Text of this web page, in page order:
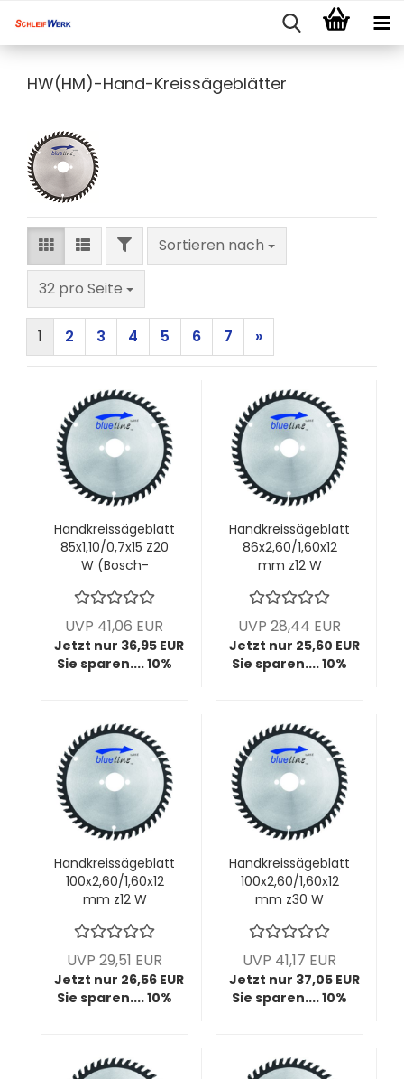
HW(HM)-Hand-Kreissägeblätter
FILTERSortieren nach
Sortieren nach
32 pro Seite
pro Seite
1 2 3 4 5 6 7 »
Handkreissägeblatt
85x1,10/0,7x15 Z20
W (Bosch-
UVP 41,06 EUR
Jetzt nur 36,95 EUR
Sie sparen.... 10%
Handkreissägeblatt
86x2,60/1,60x12
mm z12 W
UVP 28,44 EUR
Jetzt nur 25,60 EUR
Sie sparen.... 10%
Handkreissägeblatt
100x2,60/1,60x12
mm z12 W
UVP 29,51 EUR
Jetzt nur 26,56 EUR
Sie sparen.... 10%
Handkreissägeblatt
100x2,60/1,60x12
mm z30 W
UVP 41,17 EUR
Jetzt nur 37,05 EUR
Sie sparen.... 10%